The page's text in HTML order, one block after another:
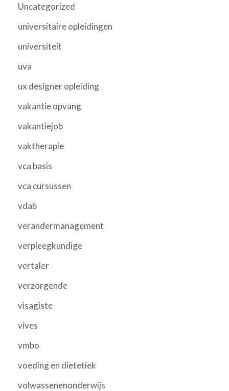
Uncategorized
universitaire opleidingen
universiteit
uva
ux designer opleiding
vakantie opvang
vakantiejob
vaktherapie
vca basis
vca cursussen
vdab
verandermanagement
verpleegkundige
vertaler
verzorgende
visagiste
vives
vmbo
voeding en dietetiek
volwassenenonderwijs